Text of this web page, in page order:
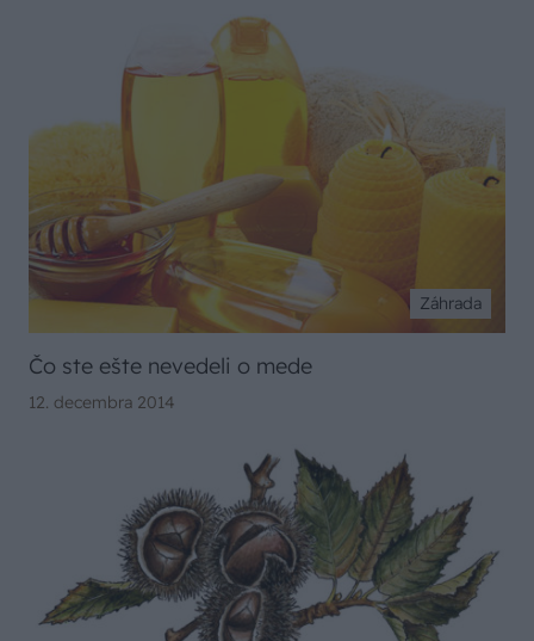
Záhrada
Čo ste ešte nevedeli o mede
12. decembra 2014